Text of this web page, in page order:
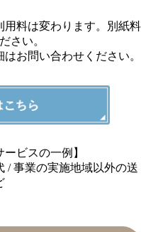
料は変わります。別紙料
さい。
お問い合わせください。
ービスの⼀例】
/ 事業の実施地域以外の送